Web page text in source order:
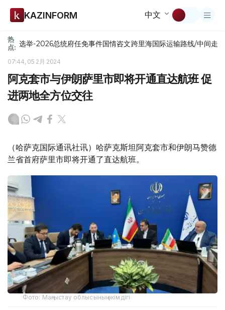
KAZINFORM 中文
热
点: 选举-2026总统府任免事件国情咨文跨里海国际运输路线/中间走廊
07:44, 05 2月 2024
阿克套市与伊朗萨里市即将开通直达航班 促
进两地全方位交往
（哈萨克国际通讯社讯）哈萨克斯坦阿克套市和伊朗马赞德
兰省首府萨里市即将开通了直达航班。
Фото: Маңғыстау облысының әкімдігі